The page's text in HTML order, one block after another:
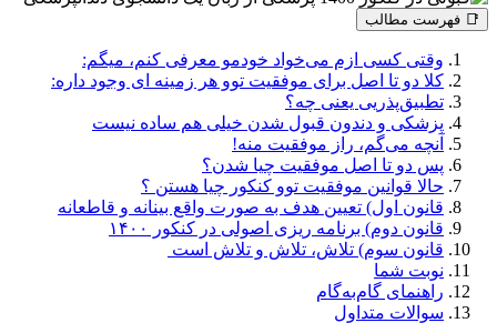
📑 فهرست مطالب
وقتی کسی ازم می‌خواد خودمو معرفی کنم، میگم:
کلا دو تا اصل برای موفقیت توو هر زمینه ای وجود داره:
تطبیق‌پذریی یعنی چه؟
پزشکی و دندون قبول شدن خیلی هم ساده نیست
آنچه می‌گم، راز موفقیت منه!
پس دو تا اصل موفقیت چیا شدن؟
حالا قوانین موفقیت توو کنکور چیا هستن ؟
قانون اول) تعیین هدف به صورت واقع بینانه و قاطعانه
قانون دوم) برنامه ریزی اصولی در کنکور ۱۴۰۰
قانون سوم) تلاش، تلاش و تلاش است
نوبت شما
راهنمای گام‌به‌گام
سوالات متداول